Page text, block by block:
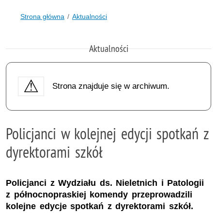
Strona główna Aktualności
Aktualności
Strona znajduje się w archiwum.
Policjanci w kolejnej edycji spotkań z
dyrektorami szkół
Policjanci z Wydziału ds. Nieletnich i Patologii
z północnopraskiej komendy przeprowadzili
kolejne edycje spotkań z dyrektorami szkół.